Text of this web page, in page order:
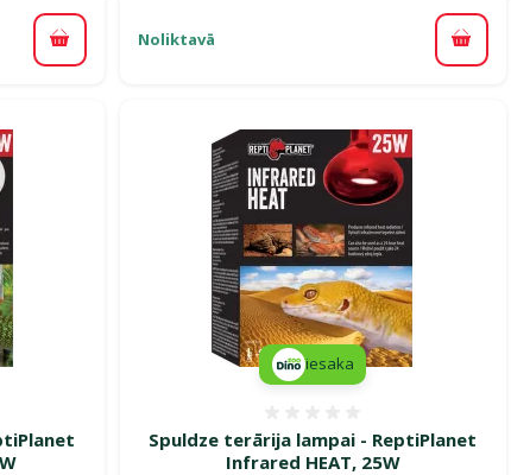
Pievienot grozam
Noliktavā
Spuldze terārija lampai - ReptiPlanet
Infrared HEAT, 25W
iesaka